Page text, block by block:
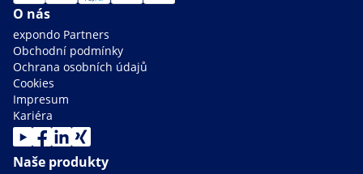
O nás
expondo Partners
Obchodní podmínky
Ochrana osobních údajů
Cookies
Impresum
Kariéra
Naše produkty